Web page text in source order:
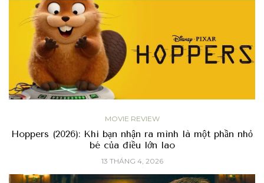
MOVIE REVIEW
Hoppers (2026): Khi bạn nhận ra mình là một phần nhỏ
bé của điều lớn lao
13 THÁNG 4, 2026